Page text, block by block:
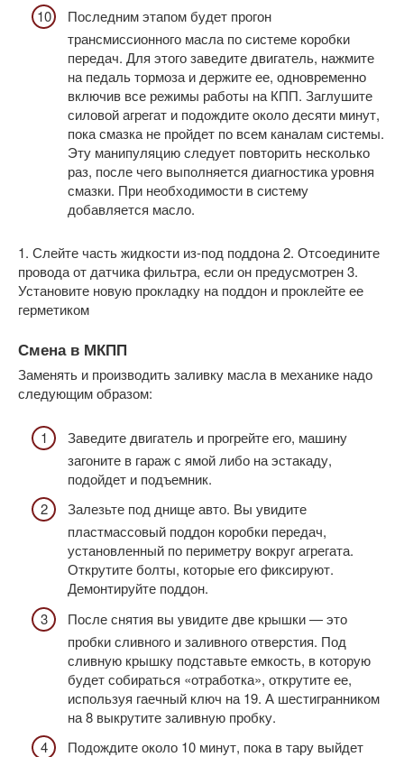
Последним этапом будет прогон
трансмиссионного масла по системе коробки
передач. Для этого заведите двигатель, нажмите
на педаль тормоза и держите ее, одновременно
включив все режимы работы на КПП. Заглушите
силовой агрегат и подождите около десяти минут,
пока смазка не пройдет по всем каналам системы.
Эту манипуляцию следует повторить несколько
раз, после чего выполняется диагностика уровня
смазки. При необходимости в систему
добавляется масло.
1. Слейте часть жидкости из-под поддона2. Отсоедините
провода от датчика фильтра, если он предусмотрен3.
Установите новую прокладку на поддон и проклейте ее
герметиком
Смена в МКПП
Заменять и производить заливку масла в механике надо
следующим образом:
Заведите двигатель и прогрейте его, машину
загоните в гараж с ямой либо на эстакаду,
подойдет и подъемник.
Залезьте под днище авто. Вы увидите
пластмассовый поддон коробки передач,
установленный по периметру вокруг агрегата.
Открутите болты, которые его фиксируют.
Демонтируйте поддон.
После снятия вы увидите две крышки — это
пробки сливного и заливного отверстия. Под
сливную крышку подставьте емкость, в которую
будет собираться «отработка», открутите ее,
используя гаечный ключ на 19. А шестигранником
на 8 выкрутите заливную пробку.
Подождите около 10 минут, пока в тару выйдет